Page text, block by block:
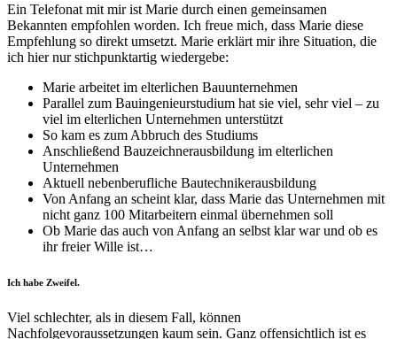
Ein Telefonat mit mir ist Marie durch einen gemeinsamen
Bekannten empfohlen worden. Ich freue mich, dass Marie diese
Empfehlung so direkt umsetzt. Marie erklärt mir ihre Situation, die
ich hier nur stichpunktartig wiedergebe:
Marie arbeitet im elterlichen Bauunternehmen
Parallel zum Bauingenieurstudium hat sie viel, sehr viel – zu
viel im elterlichen Unternehmen unterstützt
So kam es zum Abbruch des Studiums
Anschließend Bauzeichnerausbildung im elterlichen
Unternehmen
Aktuell nebenberufliche Bautechnikerausbildung
Von Anfang an scheint klar, dass Marie das Unternehmen mit
nicht ganz 100 Mitarbeitern einmal übernehmen soll
Ob Marie das auch von Anfang an selbst klar war und ob es
ihr freier Wille ist…
Ich habe Zweifel.
Viel schlechter, als in diesem Fall, können
Nachfolgevoraussetzungen kaum sein. Ganz offensichtlich ist es